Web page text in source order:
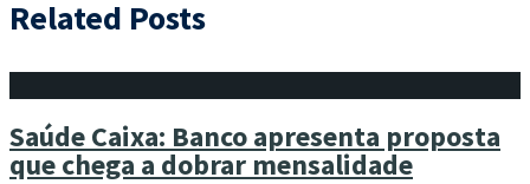
Related Posts
Saúde Caixa: Banco apresenta proposta
que chega a dobrar mensalidade